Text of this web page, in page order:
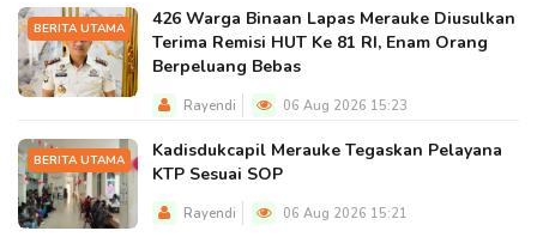
BERITA UTAMA
426 Warga Binaan Lapas Merauke Diusulkan
Terima Remisi HUT Ke 81 RI, Enam Orang
Berpeluang Bebas
Rayendi 06 Aug 2026 15:23
BERITA UTAMA
Kadisdukcapil Merauke Tegaskan Pelayana
KTP Sesuai SOP
Rayendi 06 Aug 2026 15:21